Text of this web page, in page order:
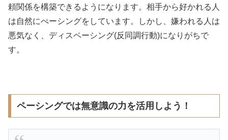
頼関係を構築できるようになります。相手から好かれる人
は自然にぺーシングをしています。しかし、嫌われる人は
悪気なく、ディスペーシング(反同調行動)になりがちで
す。
ペーシングでは無意識の力を活用しよう！